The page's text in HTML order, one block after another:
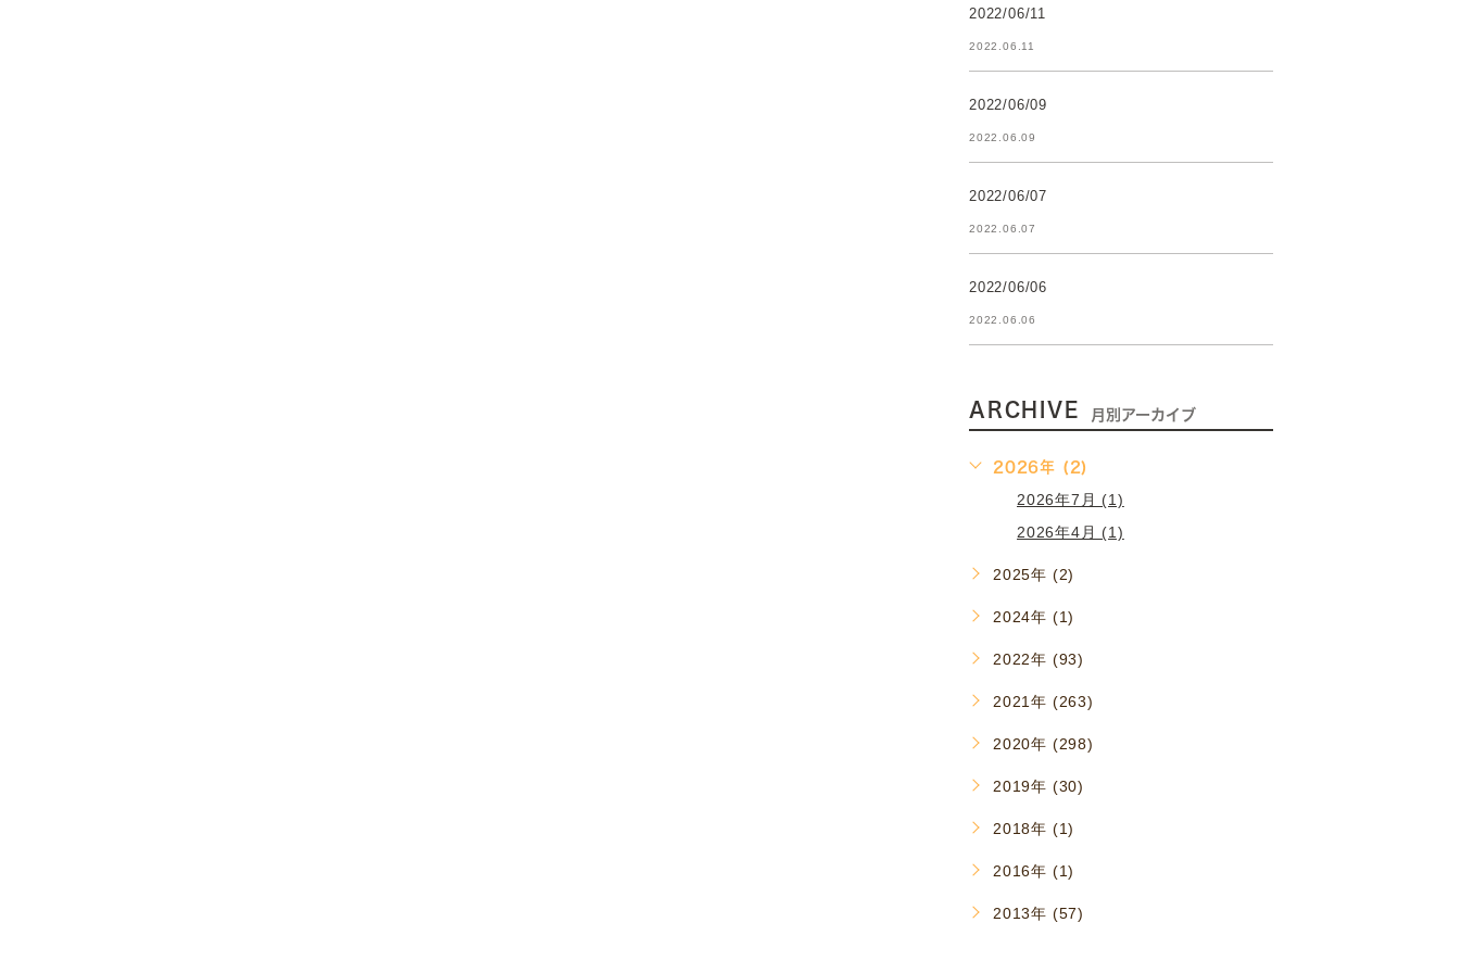
2022/06/11
2022.06.11
2022/06/09
2022.06.09
2022/06/07
2022.06.07
2022/06/06
2022.06.06
ARCHIVE 月別アーカイブ
2026年 (2)
2026年7月 (1)
2026年4月 (1)
2025年 (2)
2024年 (1)
2022年 (93)
2021年 (263)
2020年 (298)
2019年 (30)
2018年 (1)
2016年 (1)
2013年 (57)